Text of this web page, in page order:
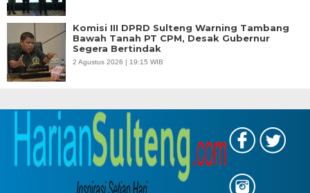
Komisi III DPRD Sulteng Warning Tambang
Bawah Tanah PT CPM, Desak Gubernur
Segera Bertindak
2 Agustus 2026 | 19:15 WIB